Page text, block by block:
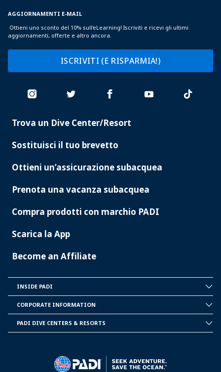
AGGIORNAMENTI E-MAIL
Ottieni uno sconto del 10% sull'eLearning! Iscriviti e ricevi gli ultimi
aggiornamenti, offerte e altro ancora.
ISCRIVITI (E RISPARMIA!)
PADI
Trova un Dive Center/Resort
Sostituisci il tuo brevetto
Ottieni un’assicurazione subacquea
Prenota una vacanza subacquea
Compra prodotti con marchio PADI
Scarica la App
Become an Affiliate
PADI
INSIDE PADI
INFORMATION
CORPORATE INFORMATION
PADI DIVE CENTERS & RESORTS